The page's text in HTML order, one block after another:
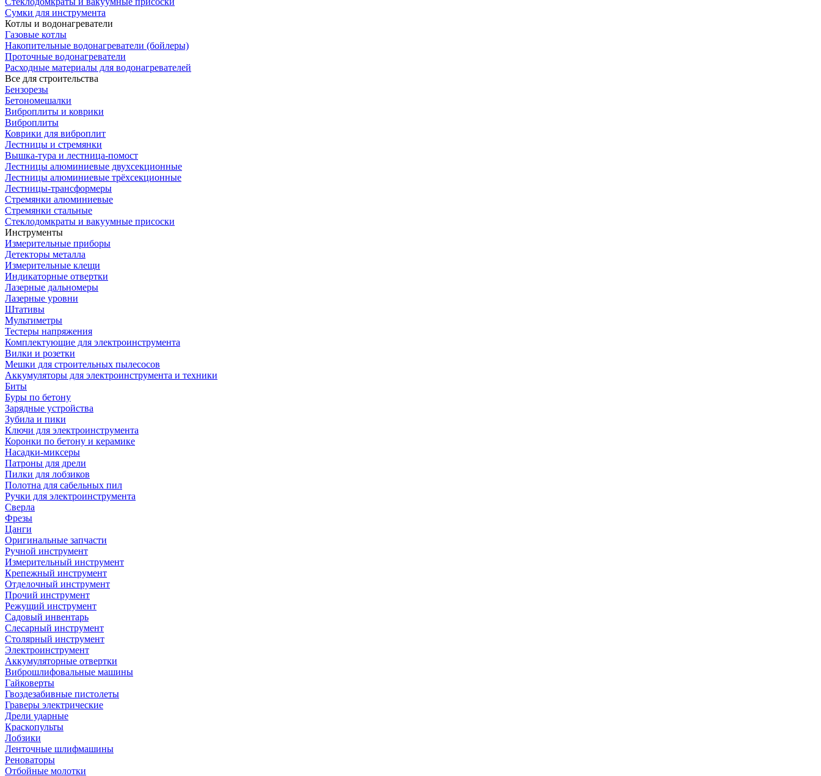
Сумки для инструмента
Котлы и водонагреватели
Газовые котлы
Накопительные водонагреватели (бойлеры)
Проточные водонагреватели
Расходные материалы для водонагревателей
Все для строительства
Бензорезы
Бетономешалки
Виброплиты и коврики
Виброплиты
Коврики для виброплит
Лестницы и стремянки
Вышка-тура и лестница-помост
Лестницы алюминиевые двухсекционные
Лестницы алюминиевые трёхсекционные
Лестницы-трансформеры
Стремянки алюминиевые
Стремянки стальные
Стеклодомкраты и вакуумные присоски
Инструменты
Измерительные приборы
Детекторы металла
Измерительные клещи
Индикаторные отвертки
Лазерные дальномеры
Лазерные уровни
Штативы
Мультиметры
Тестеры напряжения
Комплектующие для электроинструмента
Вилки и розетки
Мешки для строительных пылесосов
Аккумуляторы для электроинструмента и техники
Биты
Буры по бетону
Зарядные устройства
Зубила и пики
Ключи для электроинструмента
Коронки по бетону и керамике
Насадки-миксеры
Патроны для дрели
Пилки для лобзиков
Полотна для сабельных пил
Ручки для электроинструмента
Сверла
Фрезы
Цанги
Оригинальные запчасти
Ручной инструмент
Измерительный инструмент
Крепежный инструмент
Отделочный инструмент
Прочий инструмент
Режущий инструмент
Садовый инвентарь
Слесарный инструмент
Столярный инструмент
Электроинструмент
Аккумуляторные отвертки
Виброшлифовальные машины
Гайковерты
Гвоздезабивные пистолеты
Граверы электрические
Дрели ударные
Краскопульты
Лобзики
Ленточные шлифмашины
Реноваторы
Отбойные молотки